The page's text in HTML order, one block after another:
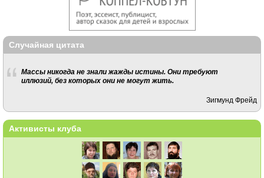
Случайная цитата
Массы никогда не знали жажды истины. Они требуют
иллюзий, без которых они не могут жить.
Зигмунд Фрейд
Активисты клуба